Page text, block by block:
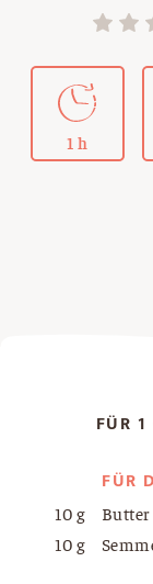
1 h
FÜR
FÜR
10 g
Butter
10 g